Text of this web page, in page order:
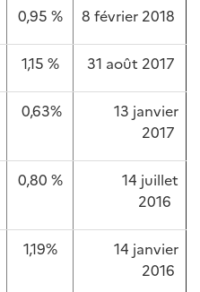
0,95 % 8 février 2018
1,15 % 31 août 2017
0,63%
13 janvier
2017
0,80 %
14 juillet
2016
1,19%
14 janvier
2016